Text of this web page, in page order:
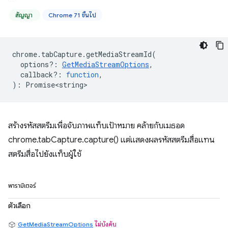
สัญญา Chrome 71 ขึ้นไป
chrome. tabCapture.getMediaStreamId(
options? : GetMediaStreamOptions,
callback? : function,
) : Promise<string>
สร้างรหัสสตรีมเพื่อจับภาพแท็บเป้าหมาย คล้ายกับเมธอด
chrome.tabCapture.capture() แต่แสดงผลรหัสสตรีมสื่อแทน
สตรีมสื่อไปยังแท็บผู้ใช้
พารามิเตอร์
ตัวเลือก
GetMediaStreamOptions ไม่บังคับ